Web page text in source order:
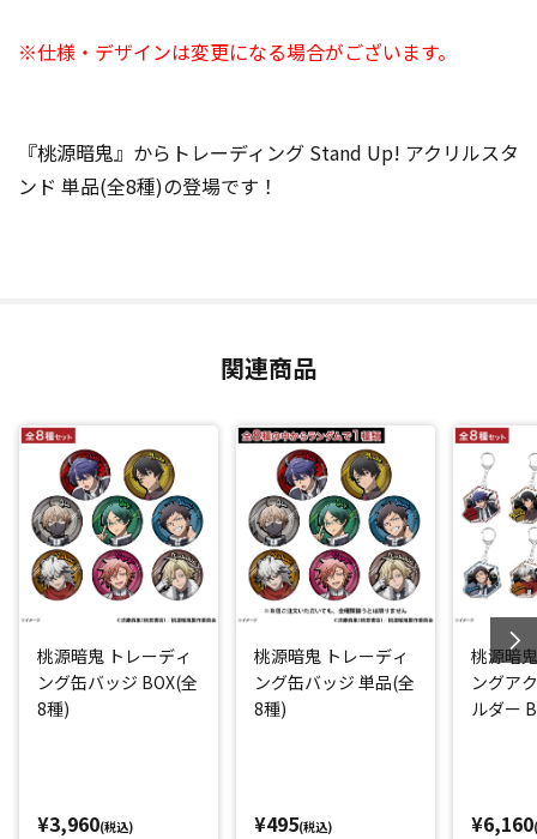
※仕様・デザインは変更になる場合がございます。
『桃源暗鬼』からトレーディング Stand Up! アクリルスタ
ンド 単品(全8種)の登場です！
関連商品
桃源暗鬼 トレーディ
ング缶バッジ BOX(全
8種)
¥3,960(税込)
桃源暗鬼 トレーディ
ング缶バッジ 単品(全
8種)
¥495(税込)
桃源暗
ングア
ルダー
¥6,160